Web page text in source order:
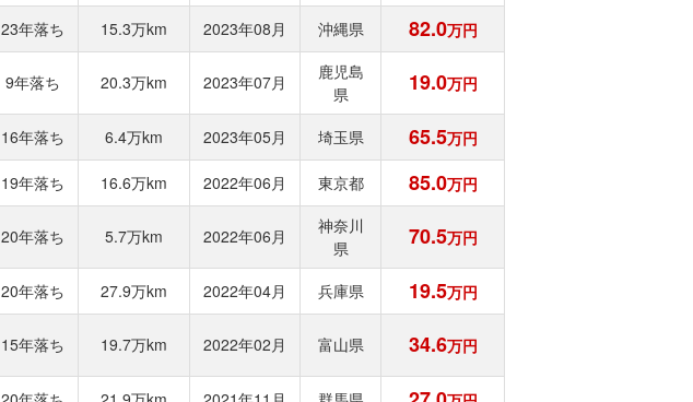
23年落ち 15.3万km 2023年08月 沖縄県 82.0万円
9年落ち 20.3万km 2023年07月
鹿児島
県
19.0万円
16年落ち 6.4万km 2023年05月 埼玉県 65.5万円
19年落ち 16.6万km 2022年06月 東京都 85.0万円
20年落ち 5.7万km 2022年06月
神奈川
県
70.5万円
20年落ち 27.9万km 2022年04月 兵庫県 19.5万円
15年落ち 19.7万km 2022年02月 富山県 34.6万円